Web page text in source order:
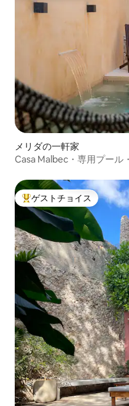
メリダの一軒家
Casa Malbec・専用プール
大好評のゲストチョイスで
ゲストチョイス